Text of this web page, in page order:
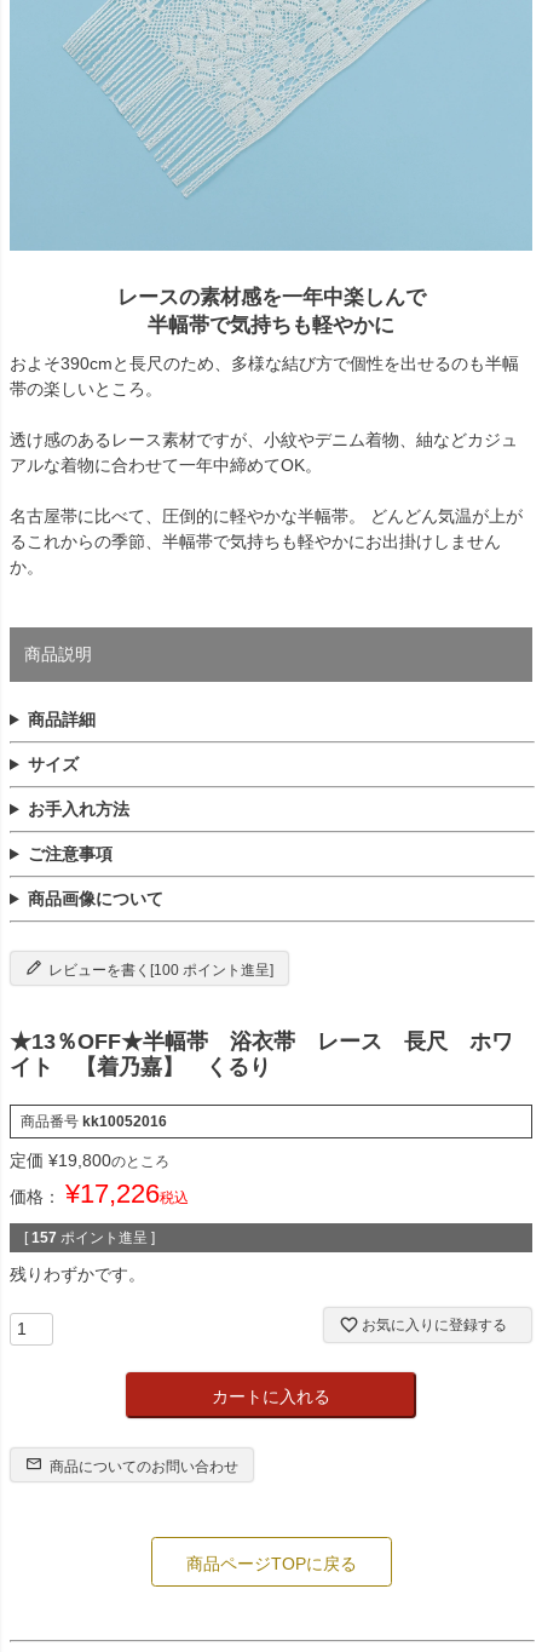
レースの素材感を一年中楽しんで
半幅帯で気持ちも軽やかに
およそ390cmと長尺のため、多様な結び方で個性を出せるのも半幅
帯の楽しいところ。
透け感のあるレース素材ですが、小紋やデニム着物、紬などカジュ
アルな着物に合わせて一年中締めてOK。
名古屋帯に比べて、圧倒的に軽やかな半幅帯。 どんどん気温が上が
るこれからの季節、半幅帯で気持ちも軽やかにお出掛けしません
か。
商品説明
商品詳細
サイズ
お手入れ方法
ご注意事項
商品画像について
レビューを書く[100 ポイント進呈]
★13％OFF★半幅帯 浴衣帯 レース 長尺 ホワ
イト 【着乃嘉】 くるり
商品番号 kk10052016
定価 ¥19,800のところ
価格： ¥17,226税込
[ 157 ポイント進呈 ]
残りわずかです。
お気に入りに登録する
カートに入れる
商品についてのお問い合わせ
商品ページTOPに戻る